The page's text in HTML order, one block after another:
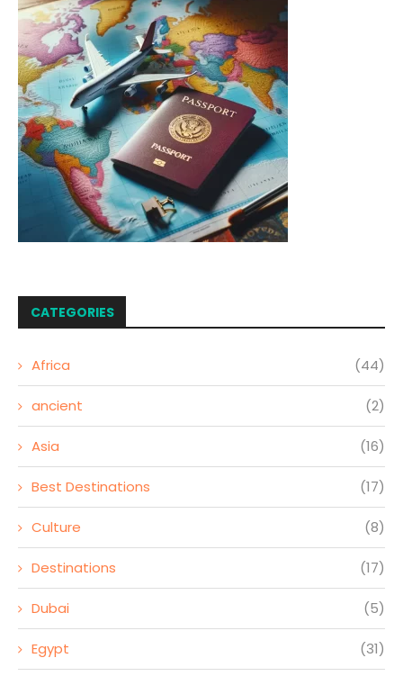
CATEGORIES
Africa (44)
ancient (2)
Asia (16)
Best Destinations (17)
Culture (8)
Destinations (17)
Dubai (5)
Egypt (31)